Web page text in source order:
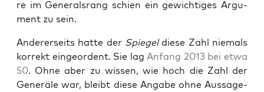
re im Gene­rals­rang schien ein gewich­ti­ges Argu­
ment zu sein.
Ande­rer­seits hat­te der Spie­geldie­se Zahl nie­mals
kor­rekt ein­ge­or­dent. Sie lagAnfang 2013 bei etwa
50. Ohne aber zu wis­sen, wie hoch die Zahl der
Gene­rä­le war, bleibt die­se Anga­be ohne Aus­sa­ge­